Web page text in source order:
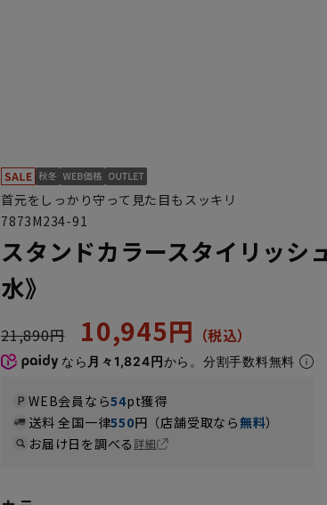
首元をしっかり守って見た目もスッキリ
7873M234-91
スタンドカラースタイリッシ
水》
21,890円 10,945円
なら 月々1,824円から。分割手数料無料
WEB会員なら54pt獲得
送料 全国一律550円（店舗受取なら無料）
お届け日を調べる詳細